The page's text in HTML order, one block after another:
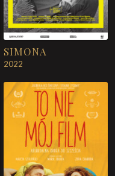
SIMONA
2022